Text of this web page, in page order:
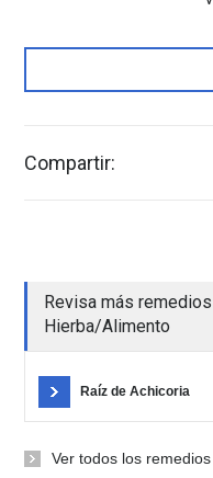
Compartir:
Revisa más
Hierba/Alimento
Raíz de Achicoria
Ver todos los